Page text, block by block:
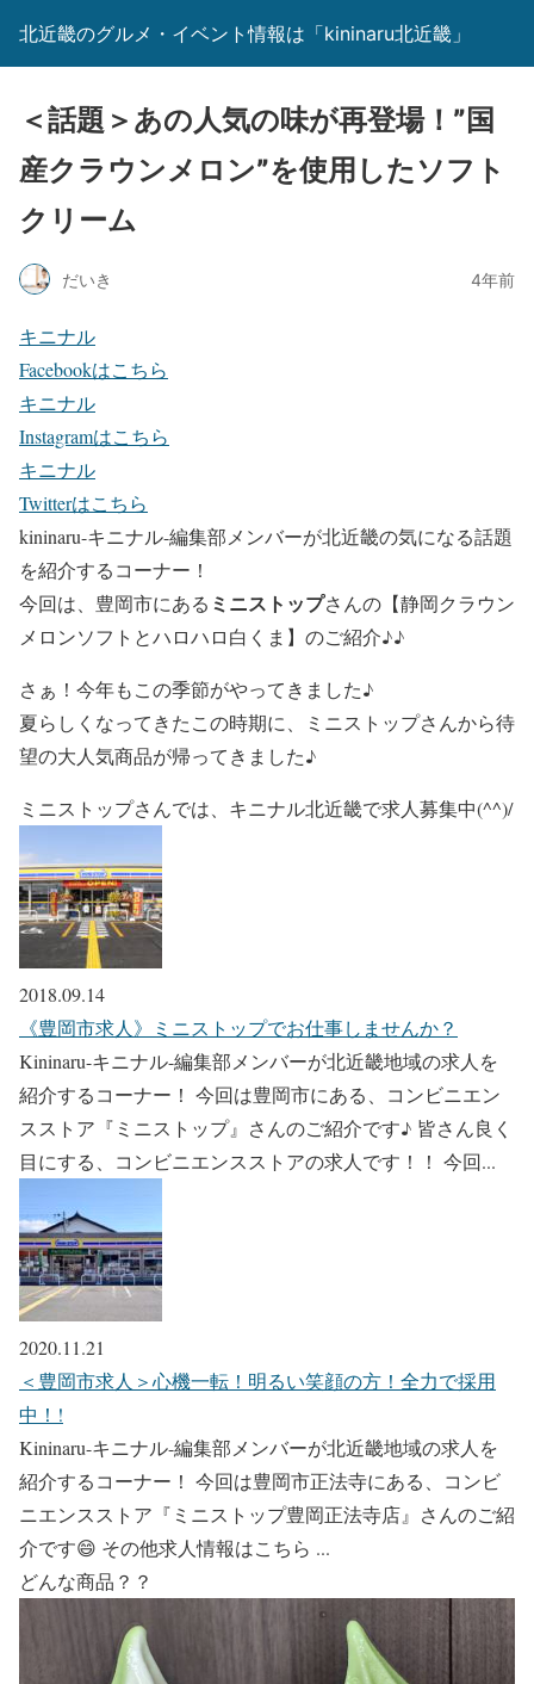
北近畿のグルメ・イベント情報は「kininaru北近畿」
＜話題＞あの人気の味が再登場！”国
産クラウンメロン”を使用したソフト
クリーム
だいき 4年前
キニナル
Facebookはこちら
キニナル
Instagramはこちら
キニナル
Twitterはこちら
kininaru-キニナル-編集部メンバーが北近畿の気になる話題
を紹介するコーナー！
今回は、豊岡市にある ミニストップさんの【静岡クラウン
メロンソフトとハロハロ白くま】のご紹介♪♪
さぁ！今年もこの季節がやってきました♪
夏らしくなってきたこの時期に、ミニストップさんから待
望の大人気商品が帰ってきました♪
ミニストップさんでは、キニナル北近畿で求人募集中(^^)/
2018.09.14
《豊岡市求人》ミニストップでお仕事しませんか？
Kininaru-キニナル-編集部メンバーが北近畿地域の求人を
紹介するコーナー！ 今回は豊岡市にある、コンビニエン
スストア『ミニストップ』さんのご紹介です♪ 皆さん良く
目にする、コンビニエンスストアの求人です！！ 今回...
2020.11.21
＜豊岡市求人＞心機一転！明るい笑顔の方！全力で採用
中！!
Kininaru-キニナル-編集部メンバーが北近畿地域の求人を
紹介するコーナー！ 今回は豊岡市正法寺にある、コンビ
ニエンスストア『ミニストップ豊岡正法寺店』さんのご紹
介です😄 その他求人情報はこちら ...
どんな商品？？